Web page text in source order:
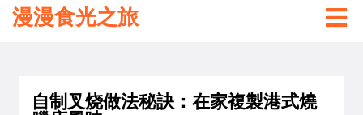
漫漫食光之旅
自制叉烧做法秘訣：在家複製港式燒